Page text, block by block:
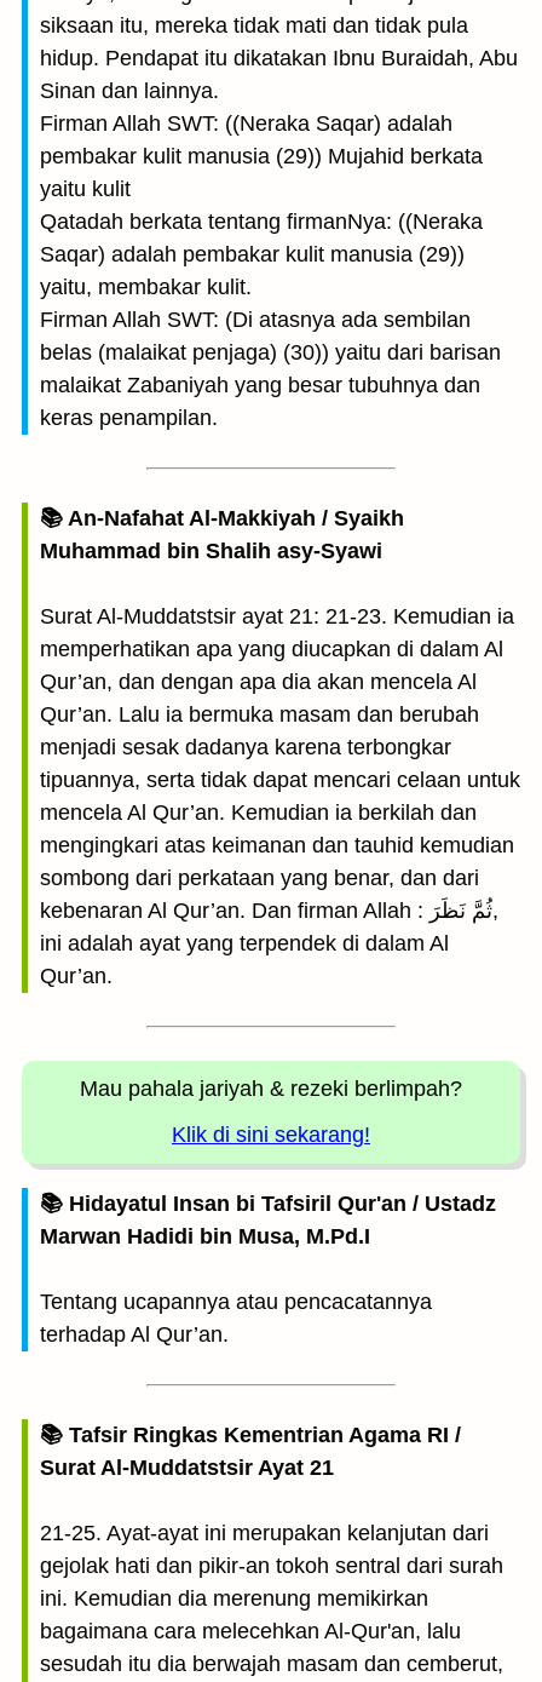
siksaan itu, mereka tidak mati dan tidak pula
hidup. Pendapat itu dikatakan Ibnu Buraidah, Abu
Sinan dan lainnya.
Firman Allah SWT: ((Neraka Saqar) adalah
pembakar kulit manusia (29)) Mujahid berkata
yaitu kulit
Qatadah berkata tentang firmanNya: ((Neraka
Saqar) adalah pembakar kulit manusia (29))
yaitu, membakar kulit.
Firman Allah SWT: (Di atasnya ada sembilan
belas (malaikat penjaga) (30)) yaitu dari barisan
malaikat Zabaniyah yang besar tubuhnya dan
keras penampilan.
📚 An-Nafahat Al-Makkiyah / Syaikh
Muhammad bin Shalih asy-Syawi
Surat Al-Muddatstsir ayat 21: 21-23. Kemudian ia
memperhatikan apa yang diucapkan di dalam Al
Qur’an, dan dengan apa dia akan mencela Al
Qur’an. Lalu ia bermuka masam dan berubah
menjadi sesak dadanya karena terbongkar
tipuannya, serta tidak dapat mencari celaan untuk
mencela Al Qur’an. Kemudian ia berkilah dan
mengingkari atas keimanan dan tauhid kemudian
sombong dari perkataan yang benar, dan dari
kebenaran Al Qur’an. Dan firman Allah : ثُمَّ نَظَرَ,
ini adalah ayat yang terpendek di dalam Al
Qur’an.
Mau pahala jariyah & rezeki berlimpah?
Klik di sini sekarang!
📚 Hidayatul Insan bi Tafsiril Qur'an / Ustadz
Marwan Hadidi bin Musa, M.Pd.I
Tentang ucapannya atau pencacatannya
terhadap Al Qur’an.
📚 Tafsir Ringkas Kementrian Agama RI /
Surat Al-Muddatstsir Ayat 21
21-25. Ayat-ayat ini merupakan kelanjutan dari
gejolak hati dan pikir-an tokoh sentral dari surah
ini. Kemudian dia merenung memikirkan
bagaimana cara melecehkan Al-Qur'an, lalu
sesudah itu dia berwajah masam dan cemberut,